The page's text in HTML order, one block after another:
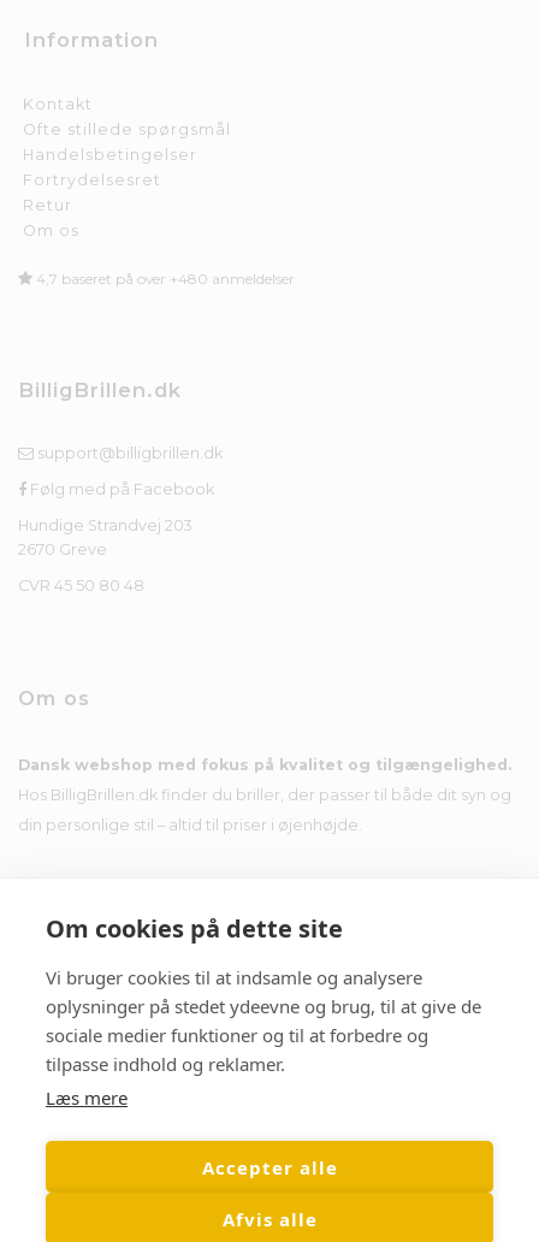
Information
Kontakt
Ofte stillede spørgsmål
Handelsbetingelser
Fortrydelsesret
Retur
Om os
4,7 baseret på over +480 anmeldelser
BilligBrillen.dk
support@billigbrillen.dk
Følg med på Facebook
Hundige Strandvej 203
2670 Greve
CVR 45 50 80 48
Om os
Dansk webshop med fokus på kvalitet og tilgængelighed.
Hos BilligBrillen.dk finder du briller, der passer til både dit syn og
din personlige stil – altid til priser i øjenhøjde.
Nyhedsbrev
Tilmeld dig nyhedsbrevet og få tilbud i din indbakke.
Om cookies på dette site
Vi bruger cookies til at indsamle og analysere
oplysninger på stedet ydeevne og brug, til at give de
sociale medier funktioner og til at forbedre og
tilpasse indhold og reklamer.
Læs mere
Accepter alle
Afvis alle